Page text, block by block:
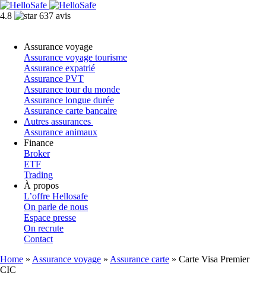
4.8 637 avis
Assurance voyage
Assurance voyage tourisme
Assurance expatrié
Assurance PVT
Assurance tour du monde
Assurance longue durée
Assurance carte bancaire
Autres assurances
Assurance animaux
Finance
Broker
ETF
Trading
À propos
L’offre Hellosafe
On parle de nous
Espace presse
On recrute
Contact
Home » Assurance voyage » Assurance carte » Carte Visa Premier
CIC